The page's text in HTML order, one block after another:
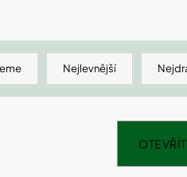
Nejlevnější
Kč